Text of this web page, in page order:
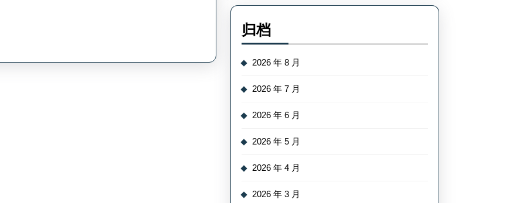
归档
2026 年 8 月
2026 年 7 月
2026 年 6 月
2026 年 5 月
2026 年 4 月
2026 年 3 月